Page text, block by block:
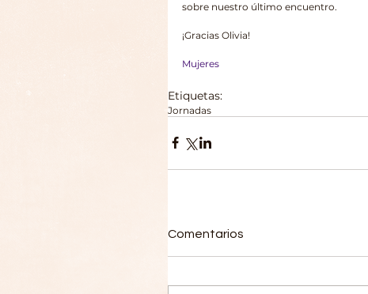
sobre nuestro último encuentro.
¡Gracias Olivia!
Mujeres
Etiquetas:
Jornadas
Comentarios